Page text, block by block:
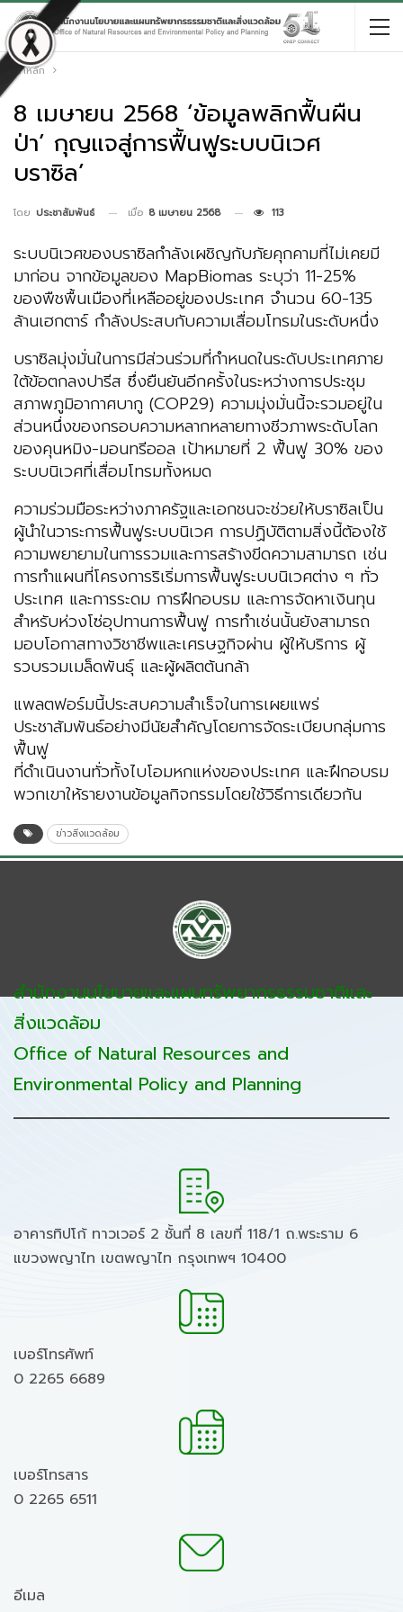
หน้าหลัก
8 เมษายน 2568 ‘ข้อมูลพลิกฟื้นผืน
ป่า’ กุญแจสู่การฟื้นฟูระบบนิเวศ
บราซิล’
โดย ประชาสัมพันธ์ เมื่อ 8 เมษายน 2568 113
ระบบนิเวศของบราซิลกำลังเผชิญกับภัยคุกคามที่ไม่เคยมี
มาก่อน จากข้อมูลของ MapBiomas ระบุว่า 11-25%
ของพืชพื้นเมืองที่เหลืออยู่ของประเทศ จํานวน 60-135
ล้านเฮกตาร์ กำลังประสบกับความเสื่อมโทรมในระดับหนึ่ง
บราซิลมุ่งมั่นในการมีส่วนร่วมที่กำหนดในระดับประเทศภาย
ใต้ข้อตกลงปารีส ซึ่งยืนยันอีกครั้งในระหว่างการประชุม
สภาพภูมิอากาศบากู (COP29) ความมุ่งมั่นนี้จะรวมอยู่ใน
ส่วนหนึ่งของกรอบความหลากหลายทางชีวภาพระดับโลก
ของคุนหมิง-มอนทรีออล เป้าหมายที่ 2 ฟื้นฟู 30% ของ
ระบบนิเวศที่เสื่อมโทรมทั้งหมด
ความร่วมมือระหว่างภาครัฐและเอกชนจะช่วยให้บราซิลเป็น
ผู้นำในวาระการฟื้นฟูระบบนิเวศ การปฏิบัติตามสิ่งนี้ต้องใช้
ความพยายามในการรวมและการสร้างขีดความสามารถ เช่น
การทำแผนที่โครงการริเริ่มการฟื้นฟูระบบนิเวศต่าง ๆ ทั่ว
ประเทศ และการระดม การฝึกอบรม และการจัดหาเงินทุน
สำหรับห่วงโซ่อุปทานการฟื้นฟู การทำเช่นนั้นยังสามารถ
มอบโอกาสทางวิชาชีพและเศรษฐกิจผ่าน ผู้ให้บริการ ผู้
รวบรวมเมล็ดพันธุ์ และผู้ผลิตต้นกล้า
แพลตฟอร์มนี้ประสบความสำเร็จในการเผยแพร่
ประชาสัมพันธ์อย่างมีนัยสำคัญโดยการจัดระเบียบกลุ่มการ
ฟื้นฟู
ที่ดำเนินงานทั่วทั้งไบโอมหกแห่งของประเทศ และฝึกอบรม
พวกเขาให้รายงานข้อมูลกิจกรรมโดยใช้วิธีการเดียวกัน
ข่าวสิ่งแวดล้อม
สำนักงานนโยบายและแผนทรัพยากรธรรมชาติและ
สิ่งแวดล้อม
Office of Natural Resources and
Environmental Policy and Planning
อาคารทิปโก้ ทาวเวอร์ 2 ชั้นที่ 8 เลขที่ 118/1 ถ.พระราม 6
แขวงพญาไท เขตพญาไท กรุงเทพฯ 10400
เบอร์โทรศัพท์
0 2265 6689
เบอร์โทรสาร
0 2265 6511
อีเมล